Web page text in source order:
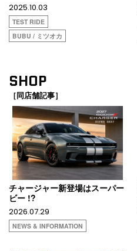
2025.10.03
TEST RIDE
BUBU / ミツオカ
SHOP
［同店舗記事］
チャージャー新登場はスーパー
ビー !?
2026.07.29
NEWS & INFORMATION